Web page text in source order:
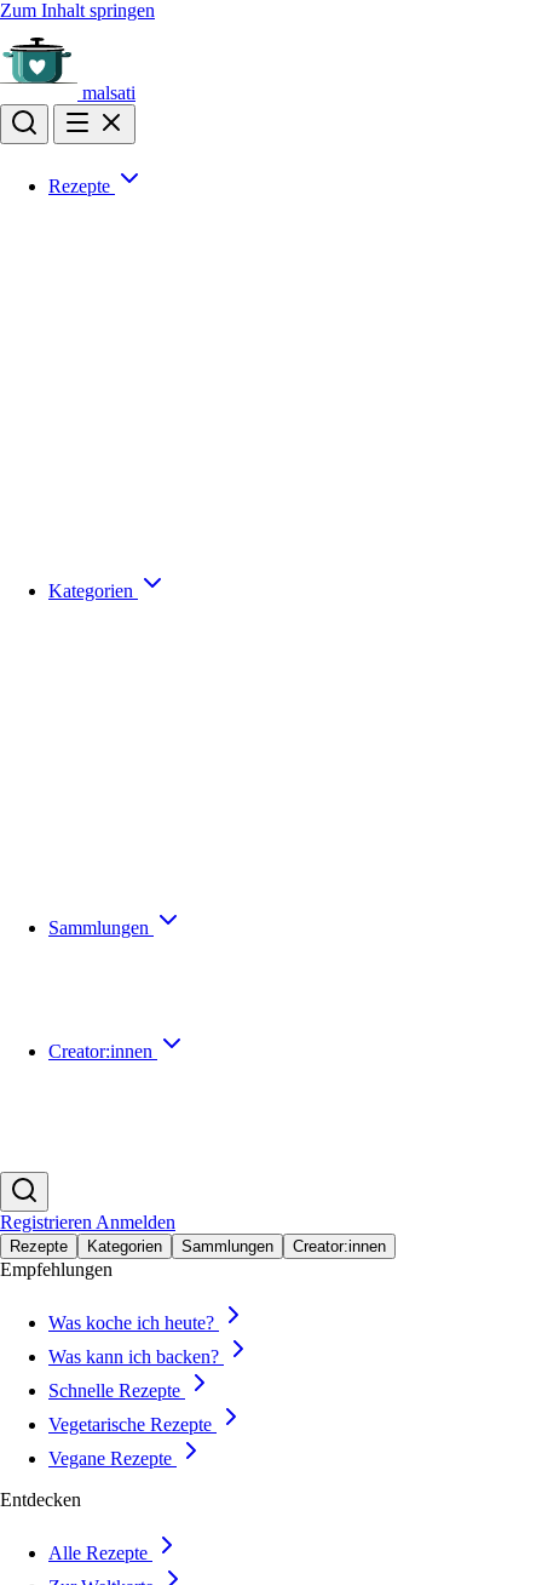
Zum Inhalt springen
malsati
Rezepte
Kategorien
Sammlungen
Creator:innen
Registrieren Anmelden
Rezepte Kategorien Sammlungen Creator:innen
Empfehlungen
Was koche ich heute?
Was kann ich backen?
Schnelle Rezepte
Vegetarische Rezepte
Vegane Rezepte
Entdecken
Alle Rezepte